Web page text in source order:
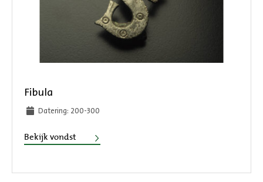
Fibula
Datering: 200-300
Bekijk vondst Fibula